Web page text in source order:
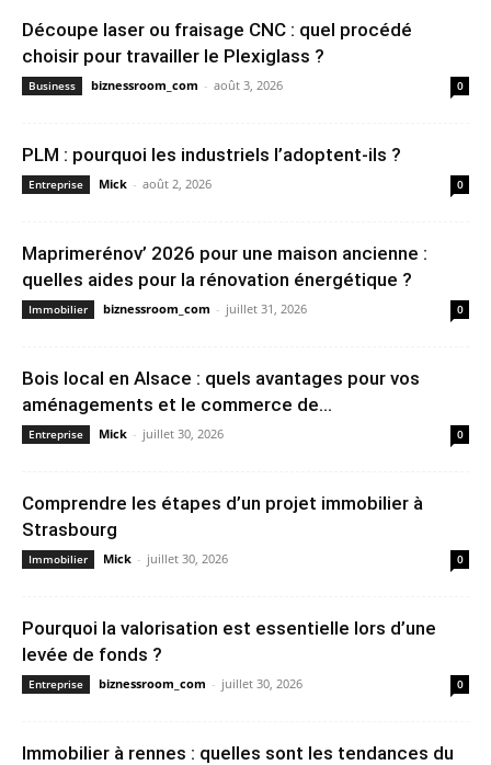
Découpe laser ou fraisage CNC : quel procédé
choisir pour travailler le Plexiglass ?
Business biznessroom_com - août 3, 2026 0
PLM : pourquoi les industriels l’adoptent-ils ?
Entreprise Mick - août 2, 2026 0
Maprimerénov’ 2026 pour une maison ancienne :
quelles aides pour la rénovation énergétique ?
Immobilier biznessroom_com - juillet 31, 2026 0
Bois local en Alsace : quels avantages pour vos
aménagements et le commerce de...
Entreprise Mick - juillet 30, 2026 0
Comprendre les étapes d’un projet immobilier à
Strasbourg
Immobilier Mick - juillet 30, 2026 0
Pourquoi la valorisation est essentielle lors d’une
levée de fonds ?
Entreprise biznessroom_com - juillet 30, 2026 0
Immobilier à rennes : quelles sont les tendances du